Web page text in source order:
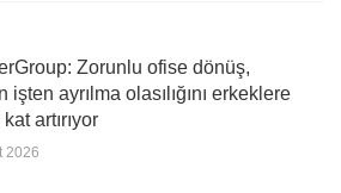
Zorunlu ofise dönüş,
işten ayrılma olasılığını erkeklere
artırıyor
2026